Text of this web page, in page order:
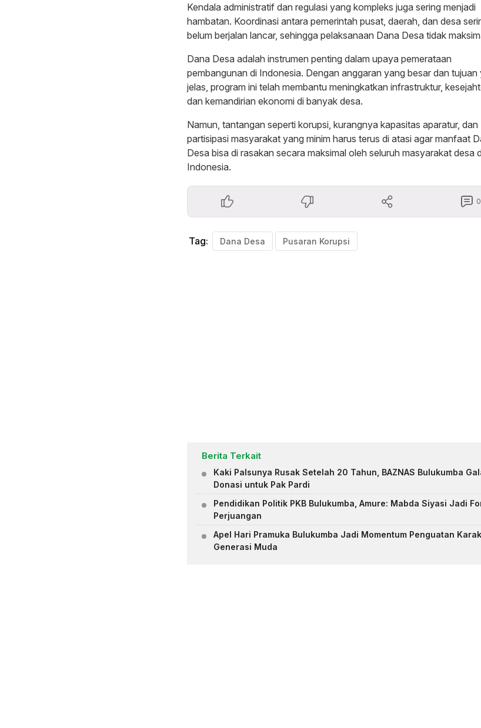
Kendala administratif dan regulasi yang kompleks juga sering menjadi
hambatan. Koordinasi antara pemerintah pusat, daerah, dan desa
belum berjalan lancar, sehingga pelaksanaan Dana Desa tidak
Dana Desa adalah instrumen penting dalam upaya pemerataan
pembangunan di Indonesia. Dengan anggaran yang besar dan tujuan
jelas, program ini telah membantu meningkatkan infrastruktur,
dan kemandirian ekonomi di banyak desa.
Namun, tantangan seperti korupsi, kurangnya kapasitas aparatur, dan
partisipasi masyarakat yang minim harus terus di atasi agar manfaat
Desa bisa di rasakan secara maksimal oleh seluruh masyarakat desa
Indonesia.
0
Tag: Dana Desa Pusaran Korupsi
Berita Terkait
Kaki Palsunya Rusak Setelah 20 Tahun, BAZNAS Bulukumba
Donasi untuk Pak Pardi
Pendidikan Politik PKB Bulukumba, Amure: Mabda Siyasi Jadi
Perjuangan
Apel Hari Pramuka Bulukumba Jadi Momentum Penguatan
Generasi Muda